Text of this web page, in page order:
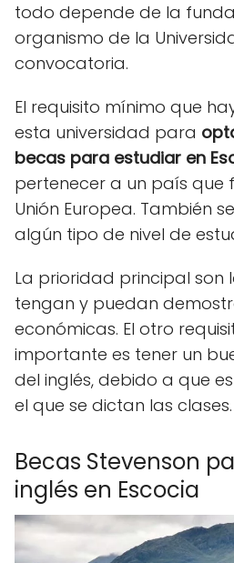
todo depende de la
organismo de la
convocatoria.
El requisito mínimo que
esta universidad para
becas para estudiar en
pertenecer a un país que
Unión Europea. También
algún tipo de nivel de
La prioridad principal son
tengan y puedan
económicas. El otro
importante es tener un
del inglés, debido a que
el que se dictan las clases.
Becas Stevenson
inglés en Escocia